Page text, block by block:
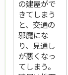
の建屋がで
きてしまう
と、交通の
邪魔にな
り、見通し
が悪くなっ
てしまう。